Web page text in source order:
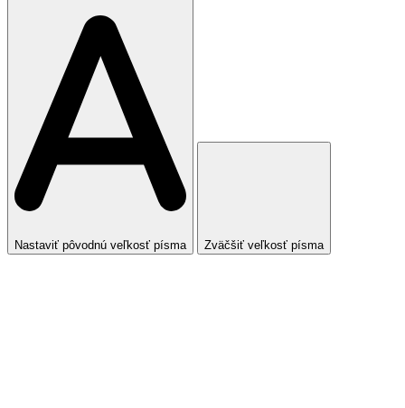
Nastaviť pôvodnú veľkosť písma Zväčšiť veľkosť písma